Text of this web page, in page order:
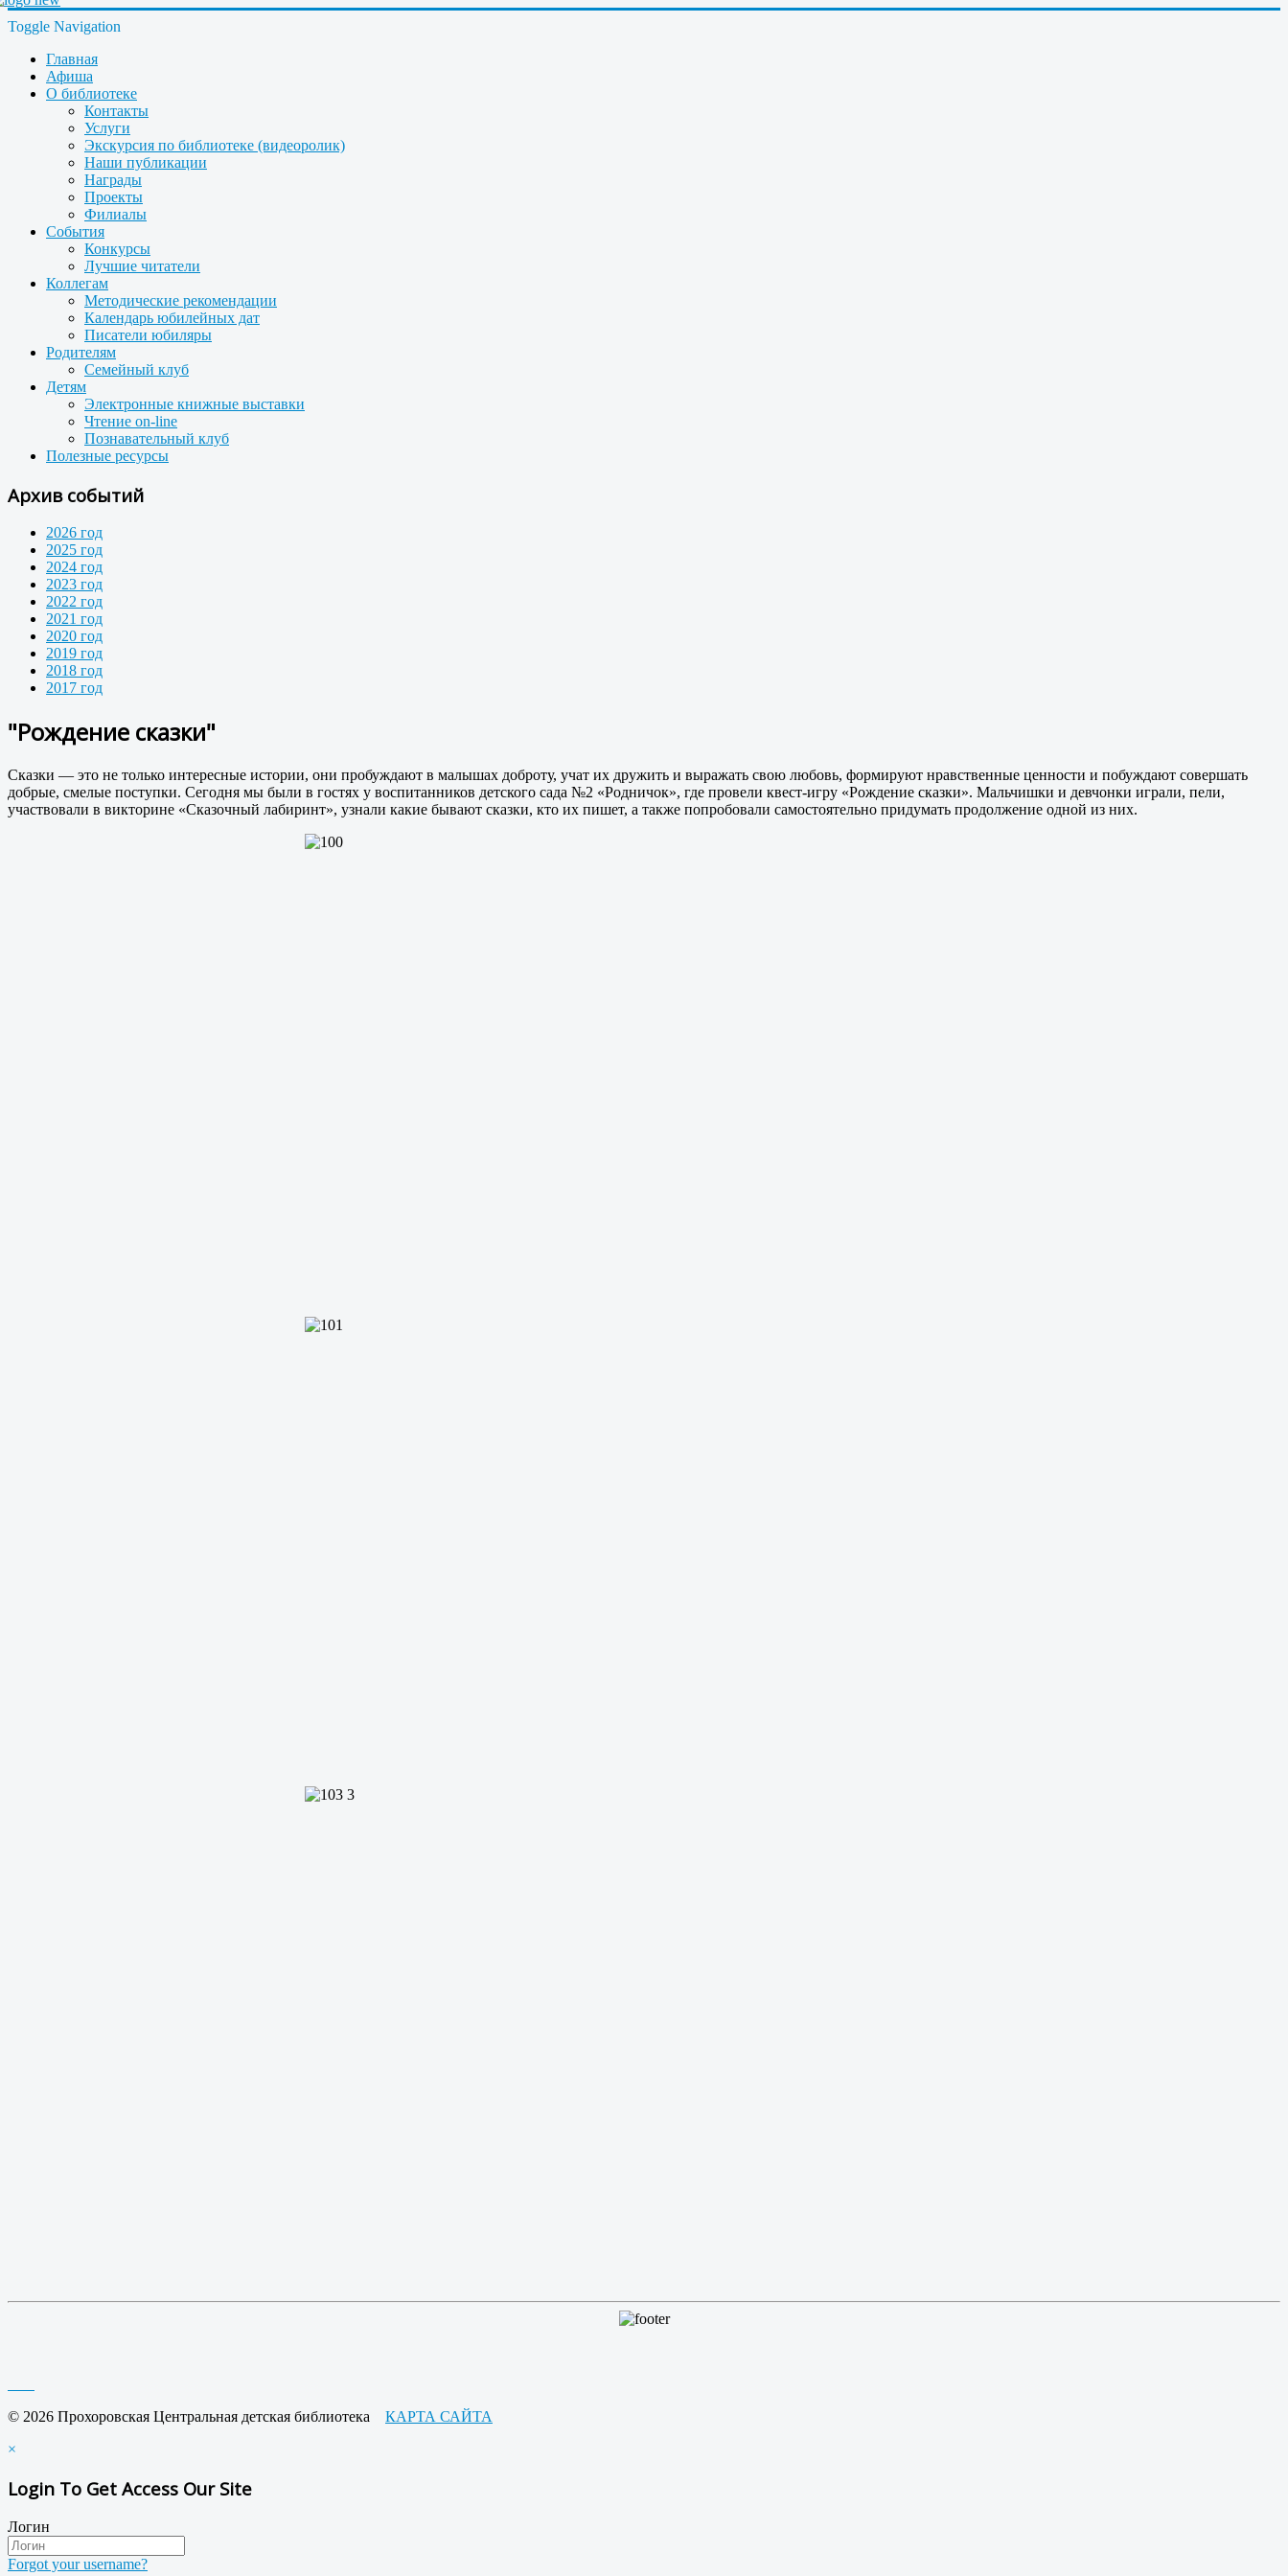
Toggle Navigation
Главная
Афиша
О библиотеке
Контакты
Услуги
Экскурсия по библиотеке (видеоролик)
Наши публикации
Награды
Проекты
Филиалы
События
Конкурсы
Лучшие читатели
Коллегам
Методические рекомендации
Календарь юбилейных дат
Писатели юбиляры
Родителям
Семейный клуб
Детям
Электронные книжные выставки
Чтение on-line
Познавательный клуб
Полезные ресурсы
Архив событий
2026 год
2025 год
2024 год
2023 год
2022 год
2021 год
2020 год
2019 год
2018 год
2017 год
"Рождение сказки"
Сказки — это не только интересные истории, они пробуждают в малышах доброту, учат их дружить и выражать свою любовь, формируют нравственные ценности и побуждают совершать
добрые, смелые поступки. Сегодня мы были в гостях у воспитанников детского сада №2 «Родничок», где провели квест-игру «Рождение сказки». Мальчишки и девчонки играли, пели,
участвовали в викторине «Сказочный лабиринт», узнали какие бывают сказки, кто их пишет, а также попробовали самостоятельно придумать продолжение одной из них.
© 2026 Прохоровская Центральная детская библиотека КАРТА САЙТА
×
Login To Get Access Our Site
Логин
Forgot your username?